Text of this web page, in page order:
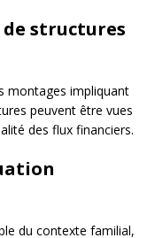
structures
montages impliquant
peuvent être vues
des flux financiers.
du contexte familial,